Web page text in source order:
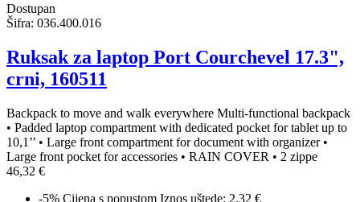
Dostupan
Šifra: 036.400.016
Ruksak za laptop Port Courchevel 17.3",
crni, 160511
Backpack to move and walk everywhere Multi-functional backpack
• Padded laptop compartment with dedicated pocket for tablet up to
10,1’’ • Large front compartment for document with organizer •
Large front pocket for accessories • RAIN COVER • 2 zippe
46,32 €
-5% Cijena s popustom Iznos uštede: 2.32 €